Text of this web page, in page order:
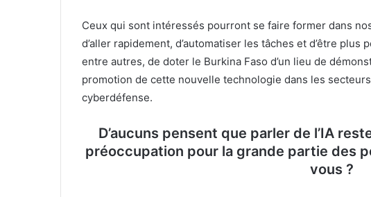
Ceux qui sont intéressés pourront se faire former dans
d’aller rapidement, d’automatiser les tâches et d’être
entre autres, de doter le Burkina Faso d’un lieu de
promotion de cette nouvelle technologie dans les
cyberdéfense.
D’aucuns pensent que parler de l’IA
préoccupation pour la grande partie des
vous ?